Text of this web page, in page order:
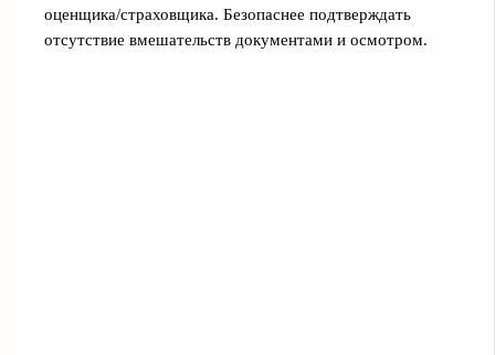
оценщика/страховщика. Безопаснее подтверждать
отсутствие вмешательств документами и осмотром.